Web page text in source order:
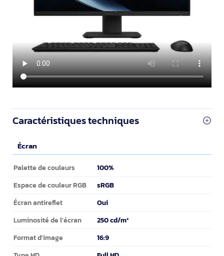
Caractéristiques techniques
Écran
Écran
Palette de couleurs 100%
Espace de couleur RGB sRGB
Écran antireflet Oui
Luminosité de l'écran 250 cd/m²
Format d'image 16:9